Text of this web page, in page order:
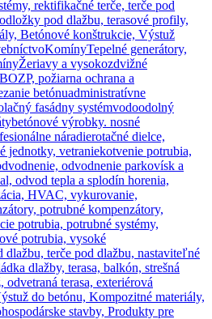
rektifikačné terče, terče pod
pod dlažbu, terasové profily,
Betónové konštrukcie, Výstuž
KomínyTepelné generátory,
Žeriavy a vysokozdvižné
BOZP, požiarna ochrana a
betónuadministratívne
fasádny systémvodoodolný
betónové výrobky. nosné
náradierotačné dielce,
jednotky, vetraniekotvenie potrubia,
odvodnenie parkovísk a
odvod tepla a splodín horenia,
HVAC, vykurovanie,
potrubné kompenzátory,
potrubia, potrubné systémy,
potrubia, vysoké
dlažbu, terče pod dlažbu, nastaviteľné
dlažby, terasa, balkón, strešná
odvetraná terasa, exteriérová
do betónu, Kompozitné materiály,
stavby, Produkty pre